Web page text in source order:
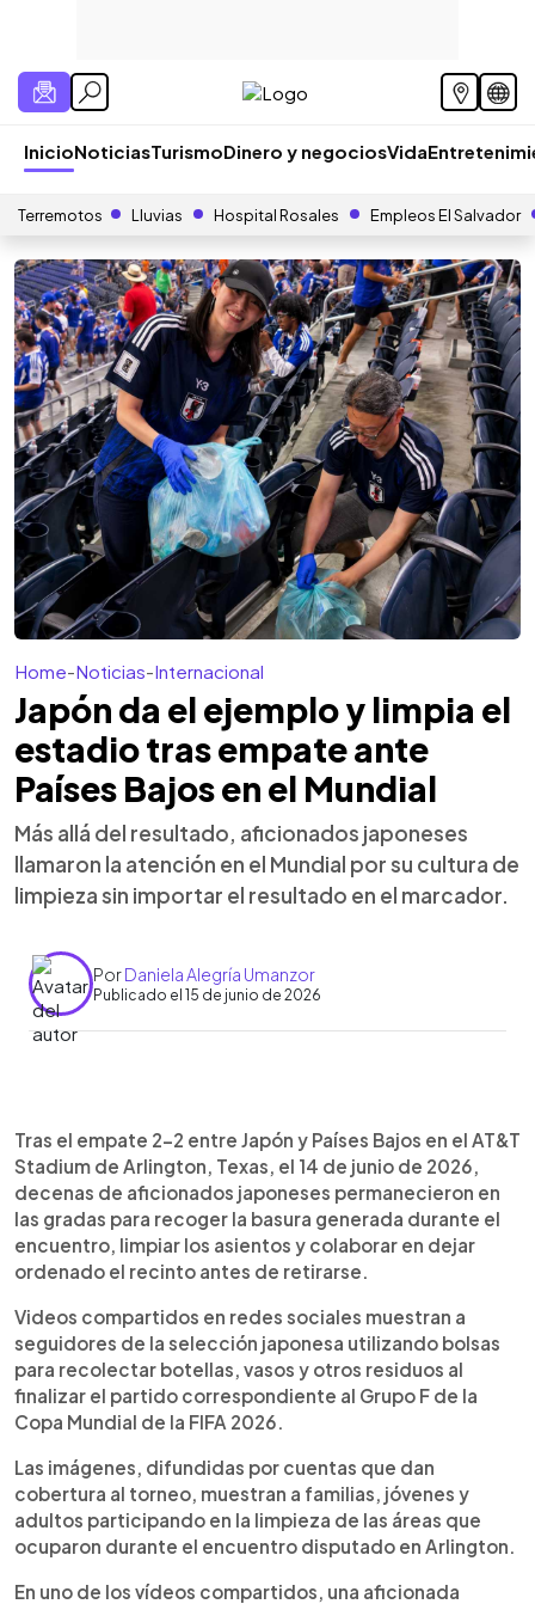
InicioNoticiasTurismoDinero y negociosVida
Terremotos Lluvias Hospital Rosales Empleos El Salvador
Home-Noticias-Internacional
Japón da el ejemplo y limpia el
estadio tras empate ante
Países Bajos en el Mundial
Más allá del resultado, aficionados japoneses
llamaron la atención en el Mundial por su cultura de
limpieza sin importar el resultado en el marcador.
PorDaniela Alegría Umanzor
Publicado el 15 de junio de 2026
► Escuchar artículo
Aficionados de la selección de Japón
permanecieron en las gradas del AT&T Stadium de
Arlington, Texas, después del empate 2-2 ante
Países Bajos en el Mundial 2026 para recoger la
basura y limpiar el área que ocuparon durante el
partido. La práctica, que los seguidores
internacionales, fue explicada como una muestra
de respeto hacia los demás aficionados, los
jugadores y el estadio, según declaraciones
compartidas en videos difundidos en redes
sociales.
Tras el empate 2-2 entre Japón y Países Bajos en el AT&T
Stadium de Arlington, Texas, el 14 de junio de 2026,
decenas de aficionados japoneses permanecieron en
las gradas para recoger la basura generada durante el
encuentro, limpiar los asientos y colaborar en dejar
ordenado el recinto antes de retirarse.
Videos compartidos en redes sociales muestran a
seguidores de la selección japonesa utilizando bolsas
para recolectar botellas, vasos y otros residuos al
finalizar el partido correspondiente al Grupo F de la
Copa Mundial de la FIFA 2026.
Las imágenes, difundidas por cuentas que dan
cobertura al torneo, muestran a familias, jóvenes y
adultos participando en la limpieza de las áreas que
ocuparon durante el encuentro disputado en Arlington.
En uno de los vídeos compartidos, una aficionada